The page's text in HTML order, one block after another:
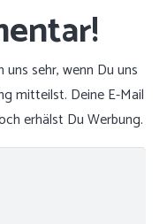
uns sehr, wenn Du uns
mitteilst. Deine E-Mail
erhälst Du Werbung.